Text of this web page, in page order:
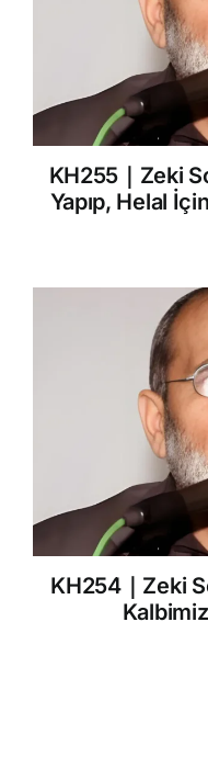
KH255｜Zeki
Yapıp, Helal
KH254｜Zeki